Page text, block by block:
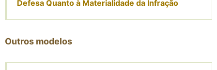
Defesa Quanto à Materialidade da Infração
Outros modelos